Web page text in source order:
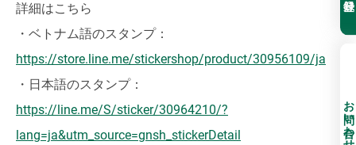
詳細はこちら
・ベトナム語のスタンプ：
https://store.line.me/stickershop/product/30956109/ja
・日本語のスタンプ：
https://line.me/S/sticker/30964210/?
lang=ja&utm_source=gnsh_stickerDetail
お問い合わせ